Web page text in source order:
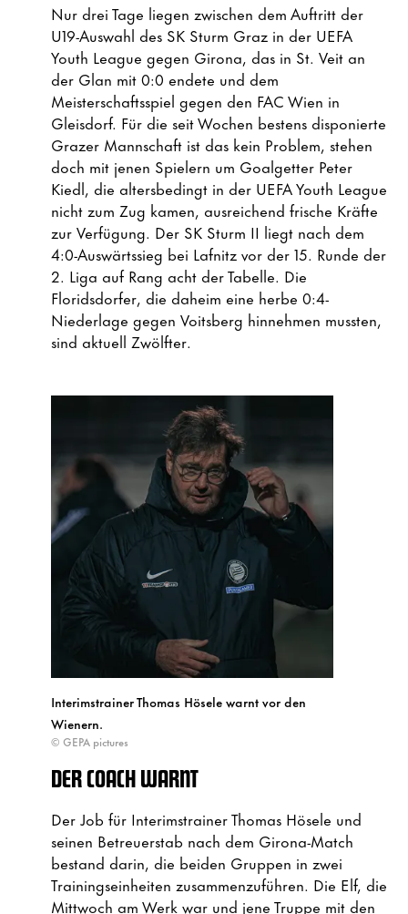
Nur drei Tage liegen zwischen dem Auftritt der
U19-Auswahl des SK Sturm Graz in der UEFA
Youth League gegen Girona, das in St. Veit an
der Glan mit 0:0 endete und dem
Meisterschaftsspiel gegen den FAC Wien in
Gleisdorf. Für die seit Wochen bestens disponierte
Grazer Mannschaft ist das kein Problem, stehen
doch mit jenen Spielern um Goalgetter Peter
Kiedl, die altersbedingt in der UEFA Youth League
nicht zum Zug kamen, ausreichend frische Kräfte
zur Verfügung. Der SK Sturm II liegt nach dem
4:0-Auswärtssieg bei Lafnitz vor der 15. Runde der
2. Liga auf Rang acht der Tabelle. Die
Floridsdorfer, die daheim eine herbe 0:4-
Niederlage gegen Voitsberg hinnehmen mussten,
sind aktuell Zwölfter.
Interimstrainer Thomas Hösele warnt vor den
Wienern.
© GEPA pictures
DER COACH WARNT
Der Job für Interimstrainer Thomas Hösele und
seinen Betreuerstab nach dem Girona-Match
bestand darin, die beiden Gruppen in zwei
Trainingseinheiten zusammenzuführen. Die Elf, die
Mittwoch am Werk war und jene Truppe mit den